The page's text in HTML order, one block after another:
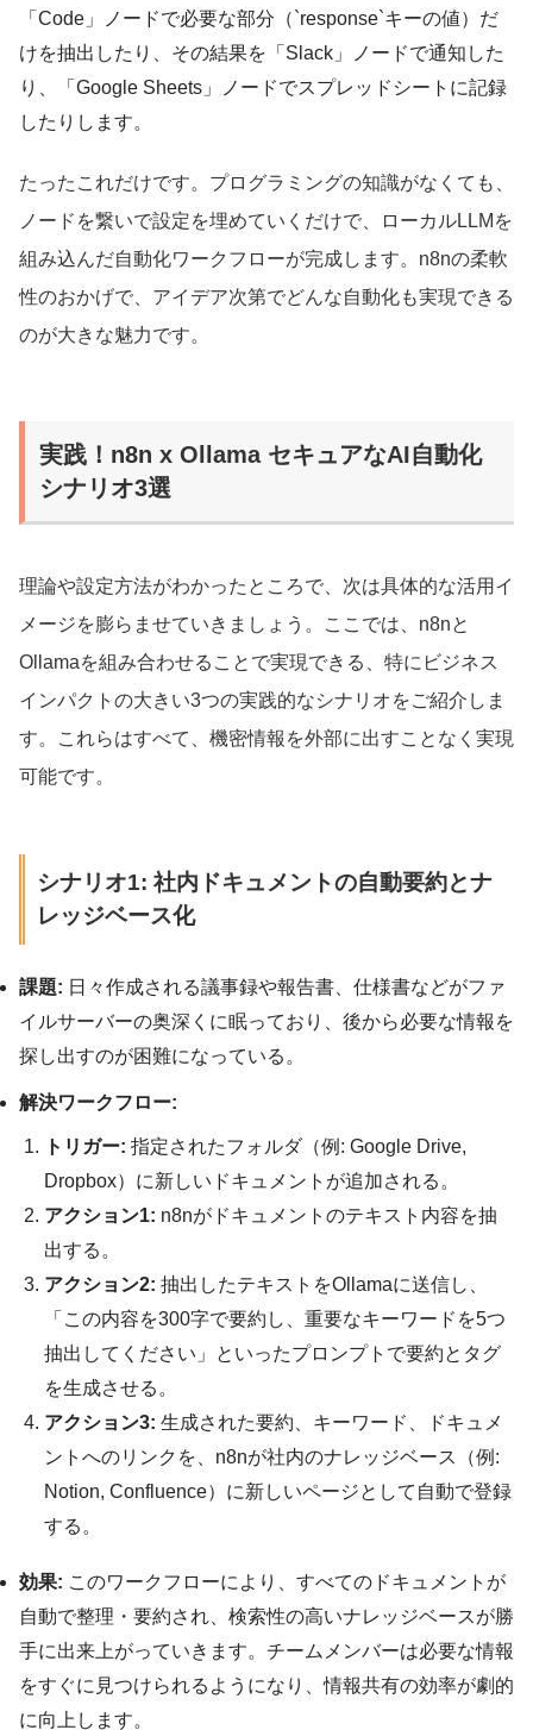
「Code」ノードで必要な部分（`response`キーの値）だ
けを抽出したり、その結果を「Slack」ノードで通知した
り、「Google Sheets」ノードでスプレッドシートに記録
したりします。
たったこれだけです。プログラミングの知識がなくても、
ノードを繋いで設定を埋めていくだけで、ローカルLLMを
組み込んだ自動化ワークフローが完成します。n8nの柔軟
性のおかげで、アイデア次第でどんな自動化も実現できる
のが大きな魅力です。
実践！n8n x Ollama セキュアなAI自動化
シナリオ3選
理論や設定方法がわかったところで、次は具体的な活用イ
メージを膨らませていきましょう。ここでは、n8nと
Ollamaを組み合わせることで実現できる、特にビジネス
インパクトの大きい3つの実践的なシナリオをご紹介しま
す。これらはすべて、機密情報を外部に出すことなく実現
可能です。
シナリオ1: 社内ドキュメントの自動要約とナ
レッジベース化
課題: 日々作成される議事録や報告書、仕様書などがファ
イルサーバーの奥深くに眠っており、後から必要な情報を
探し出すのが困難になっている。
解決ワークフロー:
トリガー: 指定されたフォルダ（例: Google Drive,
Dropbox）に新しいドキュメントが追加される。
アクション1: n8nがドキュメントのテキスト内容を抽
出する。
アクション2: 抽出したテキストをOllamaに送信し、
「この内容を300字で要約し、重要なキーワードを5つ
抽出してください」といったプロンプトで要約とタグ
を生成させる。
アクション3: 生成された要約、キーワード、ドキュメ
ントへのリンクを、n8nが社内のナレッジベース（例:
Notion, Confluence）に新しいページとして自動で登録
する。
効果: このワークフローにより、すべてのドキュメントが
自動で整理・要約され、検索性の高いナレッジベースが勝
手に出来上がっていきます。チームメンバーは必要な情報
をすぐに見つけられるようになり、情報共有の効率が劇的
に向上します。